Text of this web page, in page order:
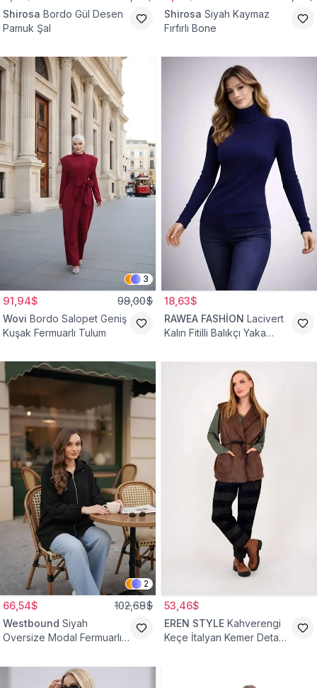
Shirosa Bordo Gül Desen
Pamuk Şal
Shirosa Siyah Kaymaz
Fırfırlı Bone
3
91,94$ 98,00$
Wovi Bordo Salopet Geniş
Kuşak Fermuarlı Tulum
18,63$
RAWEA FASHİON Lacivert
Kalın Fitilli Balıkçı Yaka
2
66,54$ 102,68$
Westbound Siyah
Oversize Modal Fermuarlı
53,46$
EREN STYLE Kahverengi
Keçe İtalyan Kemer Detaylı